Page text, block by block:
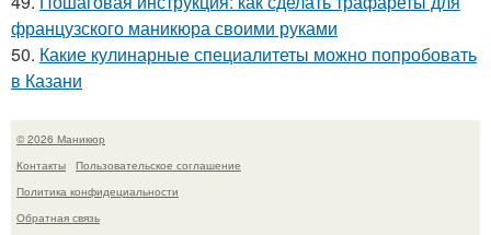
французского маникюра своими руками
50. Какие кулинарные специалитеты можно попробовать
в Казани
© 2026 Маникюр
Контакты
Пользовательское соглашение
Политика конфидециальности
Обратная связь